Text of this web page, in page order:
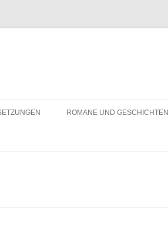
ROMANE UND GESCHICHTEN